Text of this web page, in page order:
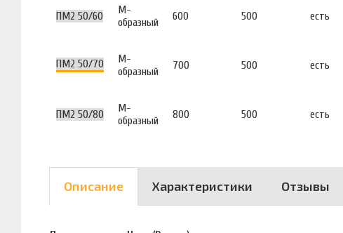
ПМ2 50/60
М-
образный
600 500 есть
ПМ2 50/70
М-
образный
700 500 есть
ПМ2 50/80
М-
образный
800 500 есть
Описание Характеристики Отзывы